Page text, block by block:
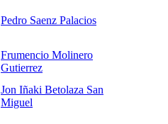
Pedro Saenz Palacios
Frumencio Molinero
Gutierrez
Jon Iñaki Betolaza San
Miguel